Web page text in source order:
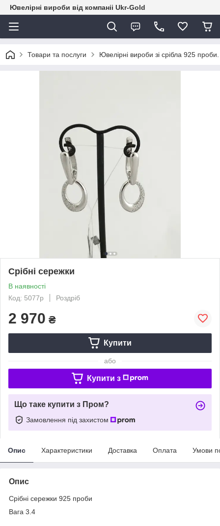
Ювелірні вироби від компаніі Ukr-Gold
Товари та послуги Ювелірні вироби зі срібла 925 проби.
Срібні сережки
В наявності
Код: 5077р
Роздріб
2 970 ₴
Купити
або
Купити з
Що таке купити з Пром?
Замовлення під захистом
Опис Характеристики Доставка Оплата Умови
Опис
Срібні сережки 925 проби
Вага 3.4